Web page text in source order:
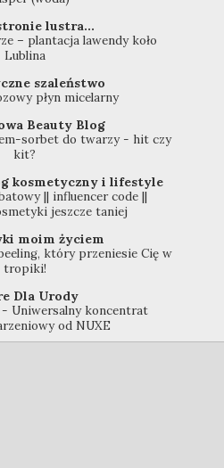
lustra...
– plantacja lawendy koło
Lublina
szaleństwo
płyn micelarny
Beauty Blog
sorbet do twarzy - hit czy
kit?
kosmetyczny i lifestyle
|| influencer code ||
jeszcze taniej
moim życiem
który przeniesie Cię w
tropiki!
Dla Urody
- Uniwersalny koncentrat
od NUXE